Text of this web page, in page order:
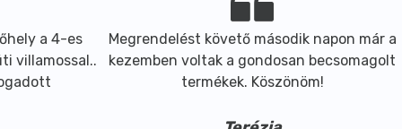
a 4-es
villamossal..
Megrendelést követő második napon már a
kezemben voltak a gondosan becsomagolt
termékek. Köszönöm!